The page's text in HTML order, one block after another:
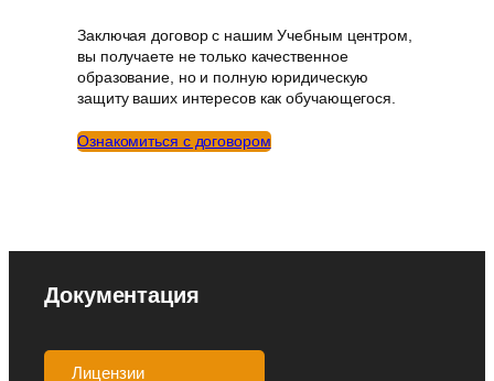
Заключая договор с нашим Учебным центром,
вы получаете не только качественное
образование, но и полную юридическую
защиту ваших интересов как обучающегося.
Ознакомиться с договором
Документация
Лицензии